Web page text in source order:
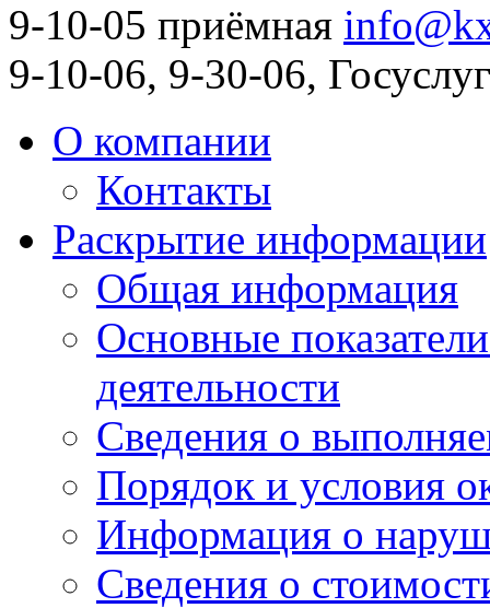
9-10-05 приёмная
9-10-06, 9-30-06,
О компании
Контакты
Раскрытие информации
Общая информация
Основные
деятельности
Сведения о
Порядок и условия
Информация о
Сведения о